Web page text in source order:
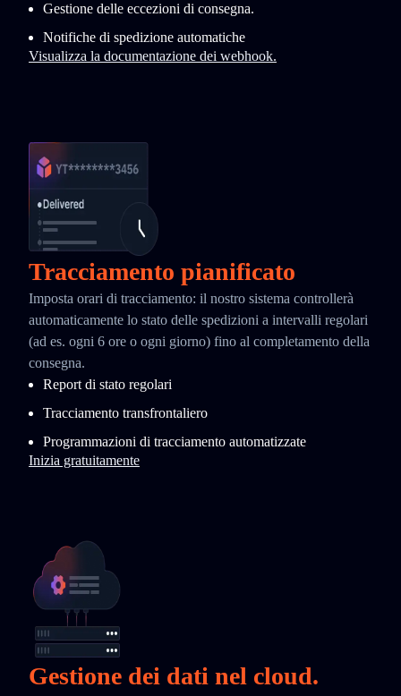
Gestione delle eccezioni di consegna.
Notifiche di spedizione automatiche
Visualizza la documentazione dei webhook.
Tracciamento pianificato
Imposta orari di tracciamento: il nostro sistema controllerà
automaticamente lo stato delle spedizioni a intervalli regolari
(ad es. ogni 6 ore o ogni giorno) fino al completamento della
consegna.
Report di stato regolari
Tracciamento transfrontaliero
Programmazioni di tracciamento automatizzate
Inizia gratuitamente
Gestione dei dati nel cloud.